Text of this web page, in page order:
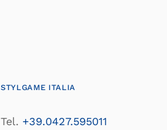
STYLGAME ITALIA
Tel. +39.0427.595011